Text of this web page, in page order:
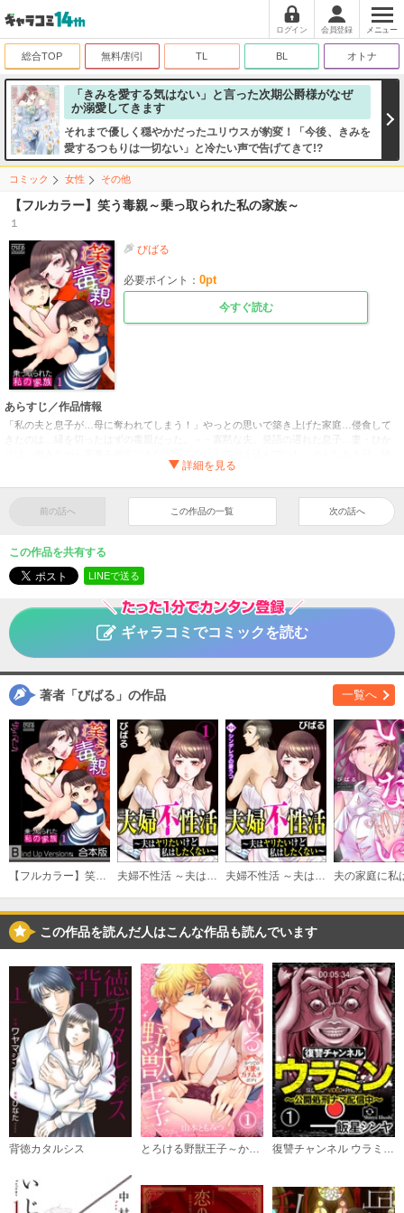
ログイン 会員登録 メニュー
総合TOP 無料/割引 TL BL オトナ
「きみを愛する気はない」と言った次期公爵様がなぜ
か溺愛してきます
それまで優しく穏やかだったユリウスが豹変！「今後、きみを
愛するつもりは一切ない」と冷たい声で告げてきて!?
コミック 女性 その他
【フルカラー】笑う毒親～乗っ取られた私の家族～
１
びばる
必要ポイント：0pt
今すぐ読む
あらすじ／作品情報
「私の夫と息子が…母に奪われてしまう！」やっとの思いで築き上げた家庭…侵食して
縁状態だった毒親・光子が訪ねてくる。戸惑うひかりをよそに、光子は家事を切り盛り
のように振る舞い、息子も祖母のことを「ママ」と呼び始め…このままひかりの家庭は
乗っ取られてしまうのか！？
作者 びばる
前の話へ この作品の一覧 次の話へ
この作品を共有する
LINEで送る
ギャラコミでコミックを読む
著者「びばる」の作品 一覧へ
この作品を読んだ人はこんな作品も読んでいます
背徳カタルシス とろける野獣王子～かつての天使はガチムチボディ～ 復讐チャンネル ウラミン ～公開処刑ナマ配信中～（分冊版）